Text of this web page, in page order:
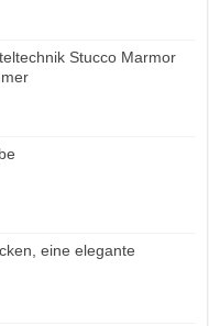
Stucco Marmor
eine elegante